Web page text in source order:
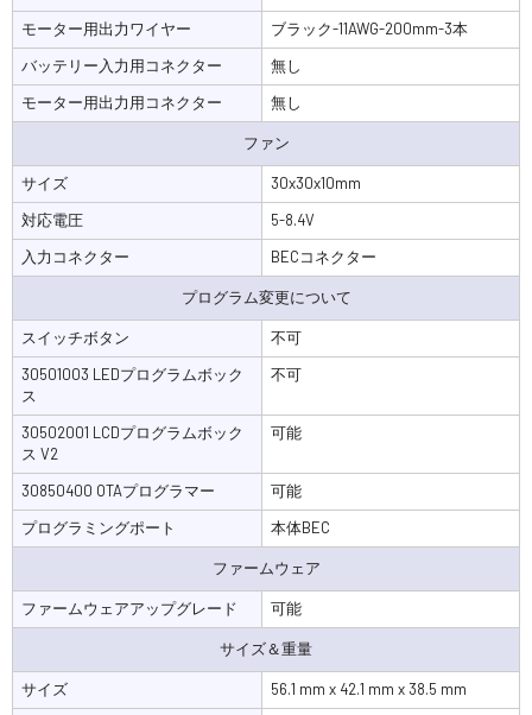
モーター用出力ワイヤー
ブラック-11AWG-200mm-3本
バッテリー入力用コネクター
無し
モーター用出力用コネクター
無し
ファン
サイズ
30x30x10mm
対応電圧
5-8.4V
入力コネクター
BECコネクター
プログラム変更について
スイッチボタン
不可
30501003 LEDプログラムボック
ス
不可
30502001 LCDプログラムボック
ス V2
可能
30850400 OTAプログラマー
可能
プログラミングポート
本体BEC
ファームウェア
ファームウェアアップグレード 可能
サイズ＆重量
サイズ
56.1 mm x 42.1 mm x 38.5 mm